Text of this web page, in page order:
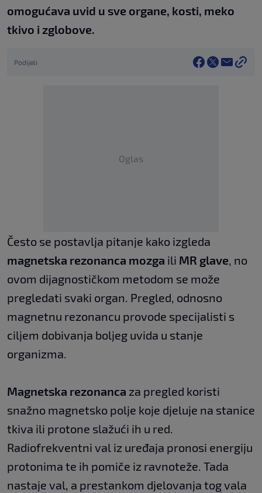
omogućava uvid u sve organe, kosti, meko
tkivo i zglobove.
Podijeli
Oglas
Često se postavlja pitanje kako izgleda
magnetska rezonanca mozga ili MR glave, no
ovom dijagnostičkom metodom se može
pregledati svaki organ. Pregled, odnosno
magnetnu rezonancu provode specijalisti s
ciljem dobivanja boljeg uvida u stanje
organizma.
Magnetska rezonanca za pregled koristi
snažno magnetsko polje koje djeluje na stanice
tkiva ili protone slažući ih u red.
Radiofrekventni val iz uređaja pronosi energiju
protonima te ih pomiče iz ravnoteže. Tada
nastaje val, a prestankom djelovanja tog vala